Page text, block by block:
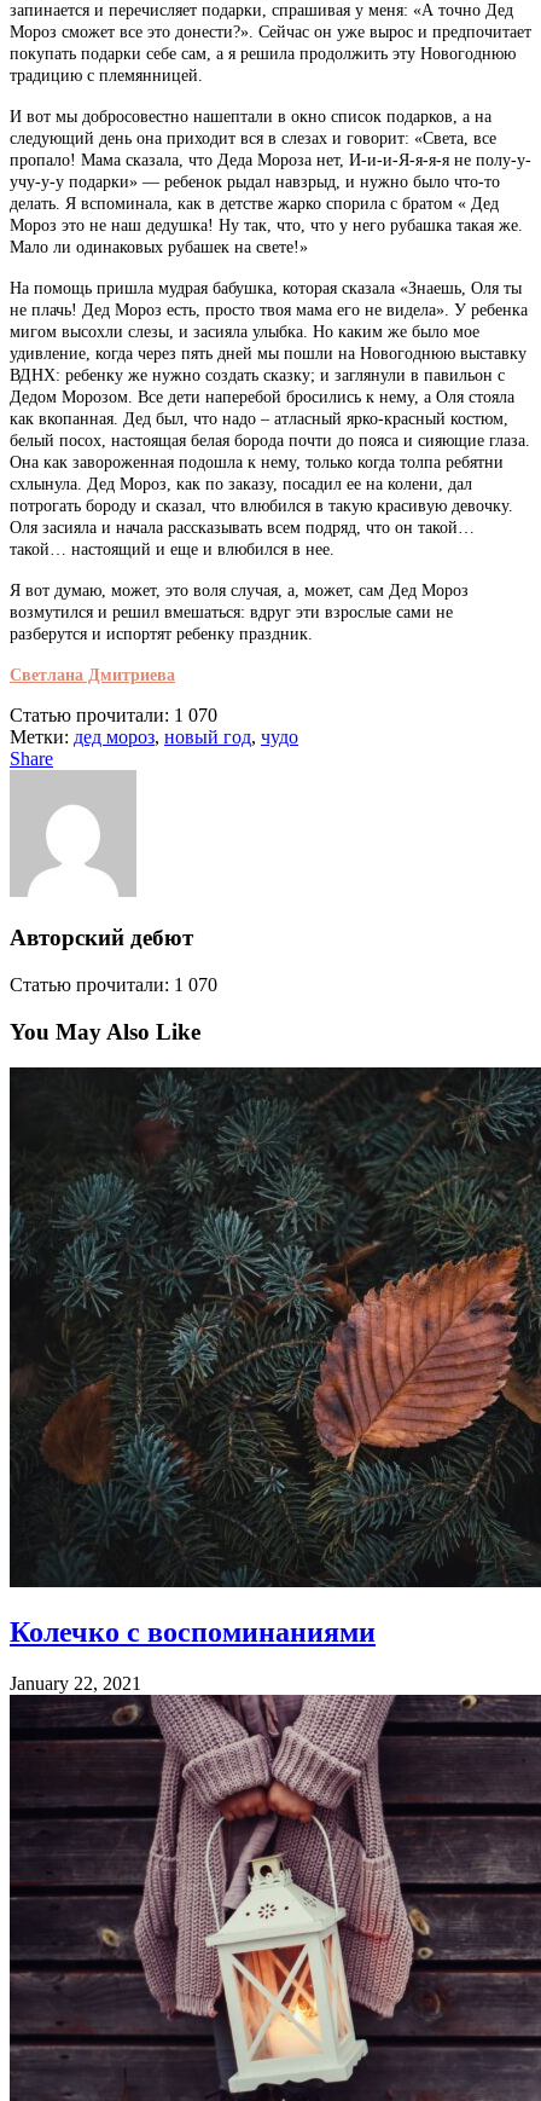
запинается и перечисляет подарки, спрашивая у меня: «А точно Дед
Мороз сможет все это донести?». Сейчас он уже вырос и предпочитает
покупать подарки себе сам, а я решила продолжить эту Новогоднюю
традицию с племянницей.
И вот мы добросовестно нашептали в окно список подарков, а на
следующий день она приходит вся в слезах и говорит: «Света, все
пропало! Мама сказала, что Деда Мороза нет, И-и-и-Я-я-я-я не полу-у-
учу-у-у подарки» — ребенок рыдал навзрыд, и нужно было что-то
делать. Я вспоминала, как в детстве жарко спорила с братом « Дед
Мороз это не наш дедушка! Ну так, что, что у него рубашка такая же.
Мало ли одинаковых рубашек на свете!»
На помощь пришла мудрая бабушка, которая сказала «Знаешь, Оля ты
не плачь! Дед Мороз есть, просто твоя мама его не видела». У ребенка
мигом высохли слезы, и засияла улыбка. Но каким же было мое
удивление, когда через пять дней мы пошли на Новогоднюю выставку
ВДНХ: ребенку же нужно создать сказку; и заглянули в павильон с
Дедом Морозом. Все дети наперебой бросились к нему, а Оля стояла
как вкопанная. Дед был, что надо – атласный ярко-красный костюм,
белый посох, настоящая белая борода почти до пояса и сияющие глаза.
Она как завороженная подошла к нему, только когда толпа ребятни
схлынула. Дед Мороз, как по заказу, посадил ее на колени, дал
потрогать бороду и сказал, что влюбился в такую красивую девочку.
Оля засияла и начала рассказывать всем подряд, что он такой…
такой… настоящий и еще и влюбился в нее.
Я вот думаю, может, это воля случая, а, может, сам Дед Мороз
возмутился и решил вмешаться: вдруг эти взрослые сами не
разберутся и испортят ребенку праздник.
Светлана Дмитриева
Статью прочитали: 1 070
Метки: дед мороз, новый год, чудо
Share
Авторский дебют
Статью прочитали: 1 070
You May Also Like
Колечко с воспоминаниями
January 22, 2021